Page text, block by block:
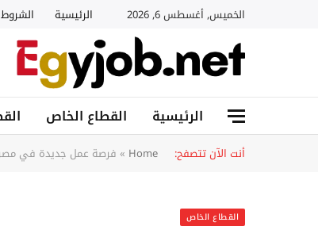
الخميس, أغسطس 6, 2026 الرئيسية
الرئيسية القطاع الخاص
أنت الآن تتصفح: Home
»فرصة عمل جديدة في مصر
القطاع الخاص